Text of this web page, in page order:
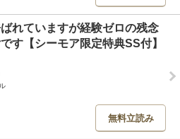
れていますが経験ゼロの残念
す【シーモア限定特典SS付】
無料立読み